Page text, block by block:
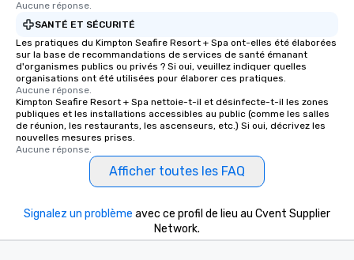
Aucune réponse.
SANTÉ ET SÉCURITÉ
Les pratiques du Kimpton Seafire Resort + Spa ont-elles été élaborées
sur la base de recommandations de services de santé émanant
d'organismes publics ou privés ? Si oui, veuillez indiquer quelles
organisations ont été utilisées pour élaborer ces pratiques.
Aucune réponse.
Kimpton Seafire Resort + Spa nettoie-t-il et désinfecte-t-il les zones
publiques et les installations accessibles au public (comme les salles
de réunion, les restaurants, les ascenseurs, etc.) Si oui, décrivez les
nouvelles mesures prises.
Aucune réponse.
Afficher toutes les FAQ
Signalez un problème avec ce profil de lieu au Cvent Supplier
Network.